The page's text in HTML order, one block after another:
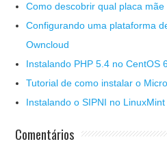
Como descobrir qual placa
Configurando uma plataforma
Owncloud
Instalando PHP 5.4 no CentOS
Tutorial de como instalar o
Instalando o SIPNI no LinuxMint
Comentários